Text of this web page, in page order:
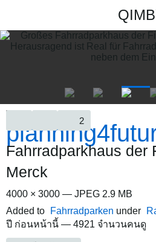
2
Fahrradparkhaus der
Merck
4000 × 3000 — JPEG 2.9 MB
Added to
Fahrradparken under
ปี ก่อนหน้านี้ — 4921 จำนวนคนดู